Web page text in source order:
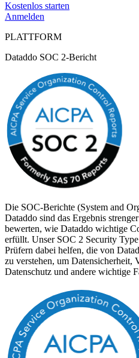
Kostenlos starten
Anmelden
PLATTFORM
Dataddo SOC 2-Bericht
Die SOC-Berichte (System and
Dataddo sind das Ergebnis
bewerten, wie Dataddo wichtige
erfüllt. Unser SOC 2 Security
Prüfern dabei helfen, die von
zu verstehen, um Datensicherheit,
Datenschutz und andere wichtige